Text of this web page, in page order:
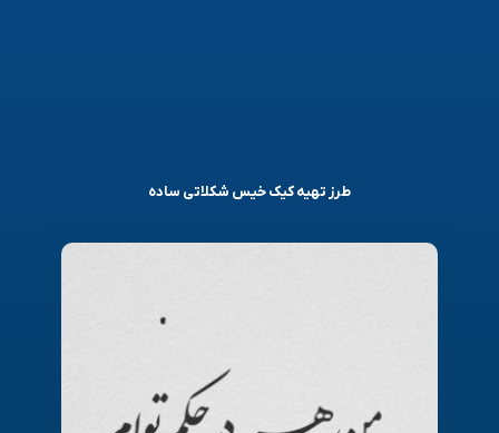
طرز تهیه کیک خیس شکلاتی ساده